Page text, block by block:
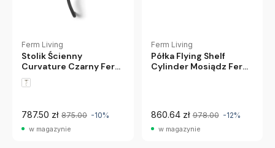
Ferm Living
Stolik Ścienny
Curvature Czarny Ferm
Living
787.50 zł 875.00 -10%
w magazynie
Ferm Living
Półka Flying Shelf
Cylinder Mosiądz Ferm
860.64 zł 978.00 -12%
w magazynie